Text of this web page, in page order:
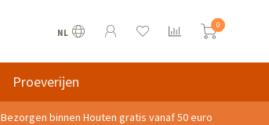
NL
0
Proeverijen
Bezorgen binnen Houten gratis vanaf 50 euro